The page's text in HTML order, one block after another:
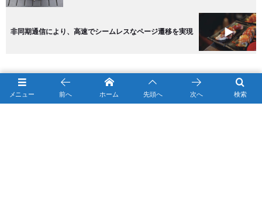
非同期通信により、高速でシームレスなページ遷移を実現
HOME Category B , … 豊富なアーカイブ表示形式と専用ウィジェットに
メニュー 検索
前へ ホーム 先頭へ 次へ